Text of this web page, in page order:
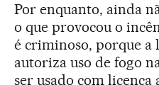
Por enquanto, ainda
o que provocou o
é criminoso, porque a
autoriza uso de fogo
ser usado com licença